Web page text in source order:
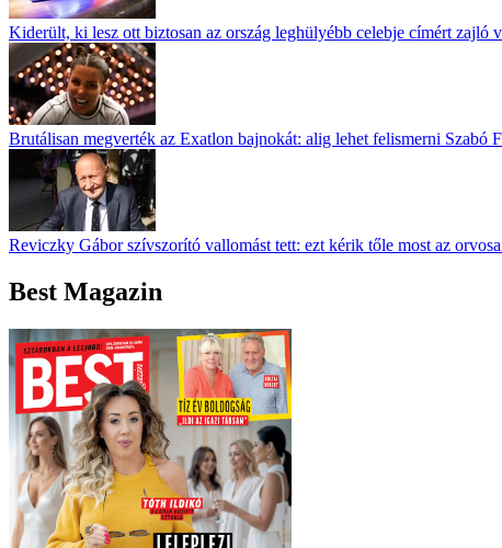
Kiderült, ki lesz ott biztosan az ország leghülyébb celebje címért zajló
Brutálisan megverték az Exatlon bajnokát: alig lehet felismerni Szabó
Reviczky Gábor szívszorító vallomást tett: ezt kérik tőle most az
Best Magazin